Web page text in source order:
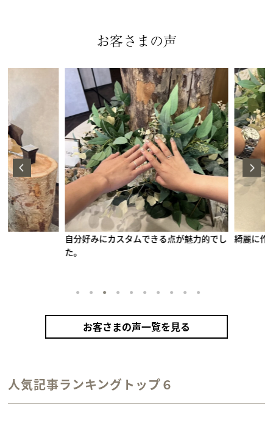
お客さまの声
自分好みにカスタムできる点が魅力的でし
た。
綺麗に作れ
1 2 3 4 5 6 7 8 9 10
お客さまの声一覧を見る
人気記事ランキングトップ６